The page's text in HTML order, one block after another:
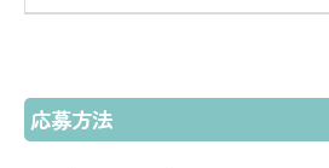
応募方法